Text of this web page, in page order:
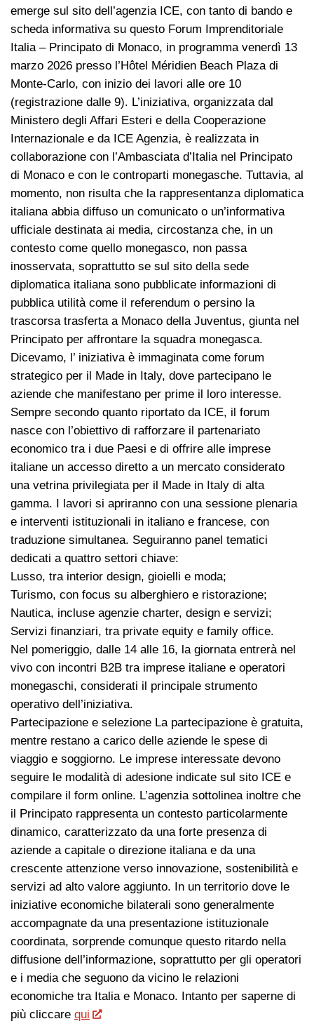
emerge sul sito dell’agenzia ICE, con tanto di bando e
scheda informativa su questo Forum Imprenditoriale
Italia – Principato di Monaco, in programma venerdì 13
marzo 2026 presso l’Hôtel Méridien Beach Plaza di
Monte-Carlo, con inizio dei lavori alle ore 10
(registrazione dalle 9). L’iniziativa, organizzata dal
Ministero degli Affari Esteri e della Cooperazione
Internazionale e da ICE Agenzia, è realizzata in
collaborazione con l’Ambasciata d’Italia nel Principato
di Monaco e con le controparti monegasche. Tuttavia, al
momento, non risulta che la rappresentanza diplomatica
italiana abbia diffuso un comunicato o un’informativa
ufficiale destinata ai media, circostanza che, in un
contesto come quello monegasco, non passa
inosservata, soprattutto se sul sito della sede
diplomatica italiana sono pubblicate informazioni di
pubblica utilità come il referendum o persino la
trascorsa trasferta a Monaco della Juventus, giunta nel
Principato per affrontare la squadra monegasca.
Dicevamo, l’ iniziativa è immaginata come forum
strategico per il Made in Italy, dove partecipano le
aziende che manifestano per prime il loro interesse.
Sempre secondo quanto riportato da ICE, il forum
nasce con l’obiettivo di rafforzare il partenariato
economico tra i due Paesi e di offrire alle imprese
italiane un accesso diretto a un mercato considerato
una vetrina privilegiata per il Made in Italy di alta
gamma. I lavori si apriranno con una sessione plenaria
e interventi istituzionali in italiano e francese, con
traduzione simultanea. Seguiranno panel tematici
dedicati a quattro settori chiave:
Lusso, tra interior design, gioielli e moda;
Turismo, con focus su alberghiero e ristorazione;
Nautica, incluse agenzie charter, design e servizi;
Servizi finanziari, tra private equity e family office.
Nel pomeriggio, dalle 14 alle 16, la giornata entrerà nel
vivo con incontri B2B tra imprese italiane e operatori
monegaschi, considerati il principale strumento
operativo dell’iniziativa.
Partecipazione e selezione La partecipazione è gratuita,
mentre restano a carico delle aziende le spese di
viaggio e soggiorno. Le imprese interessate devono
seguire le modalità di adesione indicate sul sito ICE e
compilare il form online. L’agenzia sottolinea inoltre che
il Principato rappresenta un contesto particolarmente
dinamico, caratterizzato da una forte presenza di
aziende a capitale o direzione italiana e da una
crescente attenzione verso innovazione, sostenibilità e
servizi ad alto valore aggiunto. In un territorio dove le
iniziative economiche bilaterali sono generalmente
accompagnate da una presentazione istituzionale
coordinata, sorprende comunque questo ritardo nella
diffusione dell’informazione, soprattutto per gli operatori
e i media che seguono da vicino le relazioni
economiche tra Italia e Monaco. Intanto per saperne di
più cliccare qui